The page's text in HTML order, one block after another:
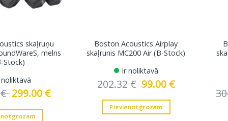
skaļruņu
melns
Stock)
€ Original
price
399.00 €.
299.00 €Current
price
grozam
Boston Acoustics Airplay
skaļrunis MC200 Air (B-Stock)
Ir noliktavā
202.32€ Original
price
202.32 €.
99.00 €Current
price
Pievienot grozam